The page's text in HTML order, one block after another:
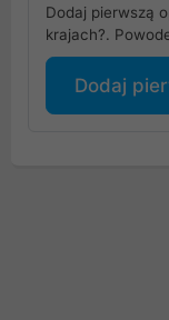
Dodaj pierwszą
krajach?.
Dodaj